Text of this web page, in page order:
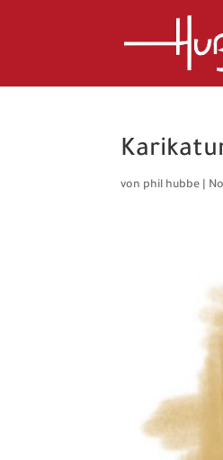
von phil hubbe